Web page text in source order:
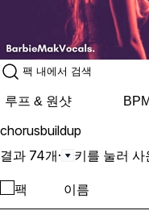
루프 & 원샷 BPM
chorusbuildup
결과 74개· 키를 눌러
팩 이름